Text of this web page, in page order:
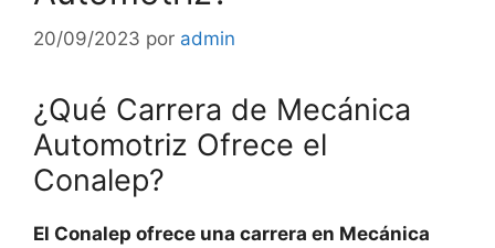
20/09/2023 por admin
¿Qué Carrera de Mecánica
Automotriz Ofrece el
Conalep?
El Conalep ofrece una carrera en Mecánica